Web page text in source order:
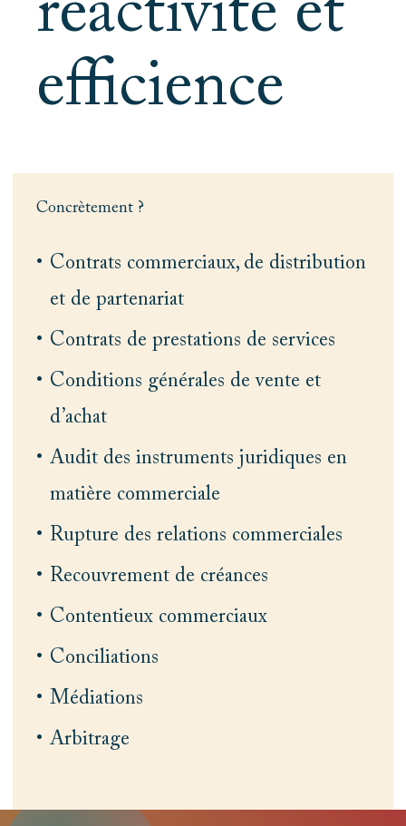
réactivité et
efficience
Concrètement ?
Contrats commerciaux, de distribution
et de partenariat
Contrats de prestations de services
Conditions générales de vente et
d’achat
Audit des instruments juridiques en
matière commerciale
Rupture des relations commerciales
Recouvrement de créances
Contentieux commerciaux
Conciliations
Médiations
Arbitrage